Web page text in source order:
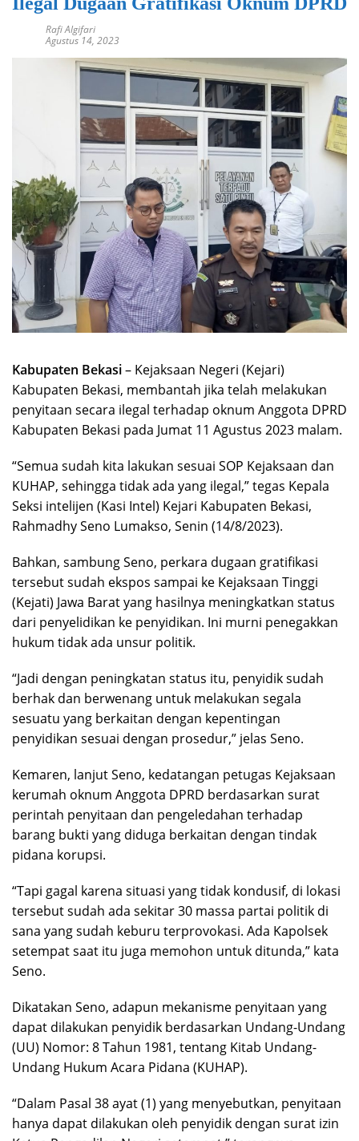
Rafi Algifari
Agustus 14, 2023
Kabupaten Bekasi– Kejaksaan Negeri (Kejari)
Kabupaten Bekasi, membantah jika telah melakukan
penyitaan secara ilegal terhadap oknum Anggota DPRD
Kabupaten Bekasi pada Jumat 11 Agustus 2023 malam.
“Semua sudah kita lakukan sesuai SOP Kejaksaan dan
KUHAP, sehingga tidak ada yang ilegal,” tegas Kepala
Seksi intelijen (Kasi Intel) Kejari Kabupaten Bekasi,
Rahmadhy Seno Lumakso, Senin (14/8/2023).
Bahkan, sambung Seno, perkara dugaan gratifikasi
tersebut sudah ekspos sampai ke Kejaksaan Tinggi
(Kejati) Jawa Barat yang hasilnya meningkatkan status
dari penyelidikan ke penyidikan. Ini murni penegakkan
hukum tidak ada unsur politik.
“Jadi dengan peningkatan status itu, penyidik sudah
berhak dan berwenang untuk melakukan segala
sesuatu yang berkaitan dengan kepentingan
penyidikan sesuai dengan prosedur,” jelas Seno.
Kemaren, lanjut Seno, kedatangan petugas Kejaksaan
kerumah oknum Anggota DPRD berdasarkan surat
perintah penyitaan dan pengeledahan terhadap
barang bukti yang diduga berkaitan dengan tindak
pidana korupsi.
“Tapi gagal karena situasi yang tidak kondusif, di lokasi
tersebut sudah ada sekitar 30 massa partai politik di
sana yang sudah keburu terprovokasi. Ada Kapolsek
setempat saat itu juga memohon untuk ditunda,” kata
Seno.
Dikatakan Seno, adapun mekanisme penyitaan yang
dapat dilakukan penyidik berdasarkan Undang-Undang
(UU) Nomor: 8 Tahun 1981, tentang Kitab Undang-
Undang Hukum Acara Pidana (KUHAP).
“Dalam Pasal 38 ayat (1) yang menyebutkan, penyitaan
hanya dapat dilakukan oleh penyidik dengan surat izin